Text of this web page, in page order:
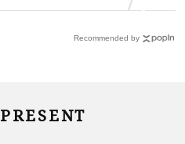
Recommended by
PRESENT